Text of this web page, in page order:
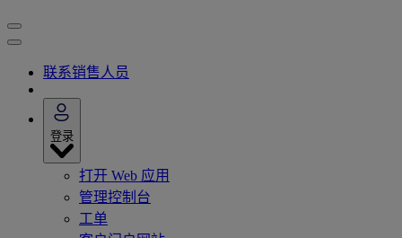
联系销售人员
登录
打开 Web 应用
管理控制台
工单